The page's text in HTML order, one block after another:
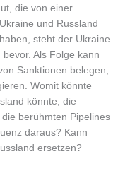
die von einer
und Russland
steht der Ukraine
Als Folge kann
Sanktionen belegen,
Womit könnte
könnte, die
berühmten Pipelines
daraus? Kann
ersetzen?